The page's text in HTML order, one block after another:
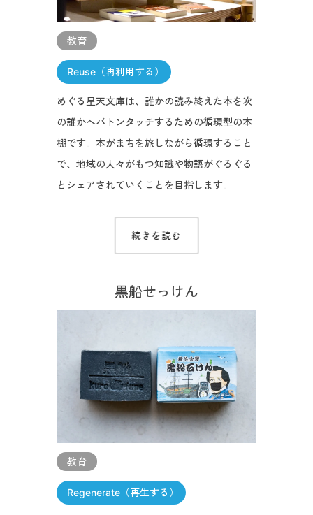
教育
Reuse（再利用する）
めぐる星天文庫は、誰かの読み終えた本を次
の誰かへバトンタッチするための循環型の本
棚です。本がまちを旅しながら循環すること
で、地域の人々がもつ知識や物語がぐるぐる
とシェアされていくことを目指します。
続きを読む
黒船せっけん
教育
Regenerate（再生する）